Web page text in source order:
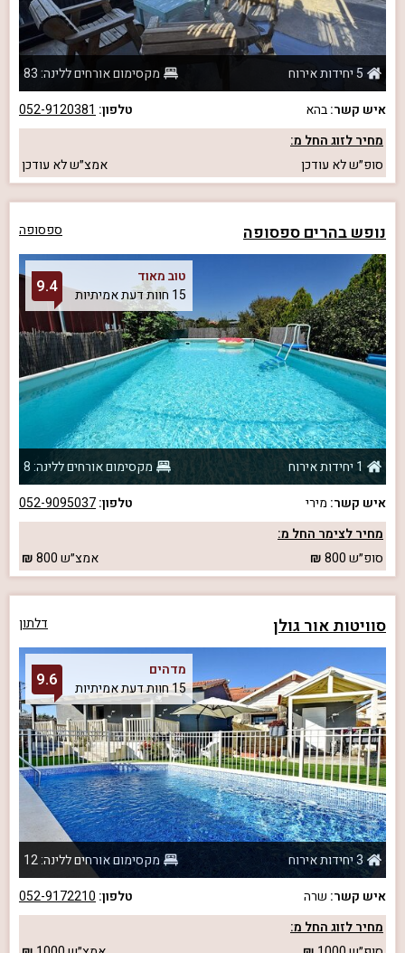
5 יחידות אירוח
מקסימום אורחים ללינה: 83
איש קשר:בהא טלפון: 052-9120381
מחיר לזוג החל מ:
סופ״שלא עודכן אמצ״שלא עודכן
נופש בהרים ספסופה ספסופה
טוב מאוד
15 חוות דעת אמיתיות
9.4
1 יחידות אירוח
מקסימום אורחים ללינה: 8
איש קשר: מירי טלפון:052-9095037
מחיר לצימר החל מ:
סופ״ש800 אמצ״ש800
סוויטות אור גולן דלתון
מדהים
15 חוות דעת אמיתיות
9.6
3 יחידות אירוח
מקסימום אורחים ללינה: 12
איש קשר: שרה טלפון: 052-9172210
מחיר לזוג החל מ: